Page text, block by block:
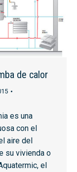
de calor
es una
con el
aire del
su vivienda o
el